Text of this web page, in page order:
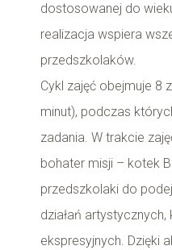
dostosowanej do
realizacja wspiera
przedszkolaków.
Cykl zajęć obejmuje 8
minut), podczas
zadania. W trakcie
bohater misji – kotek
przedszkolaki do
działań
ekspresyjnych. Dzięki